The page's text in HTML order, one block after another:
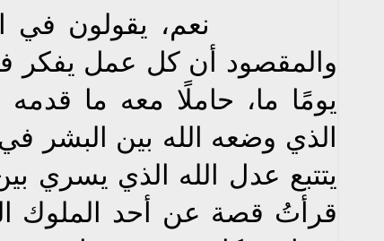
نعم، يقولون في
والمقصود أن كل عمل يفكر
يومًا ما، حاملًا معه ما
الذي وضعه الله بين البشر
يتتبع عدل الله الذي يسري
قرأتُ قصة عن أحد الملوك